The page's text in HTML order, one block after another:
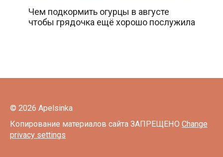
Чем подкормить огурцы в августе
чтобы грядочка ещё хорошо послужила
© 2026 Apelsinka
Копирование материалов сайта ЗАПРЕЩЕНО Change
privacy settings